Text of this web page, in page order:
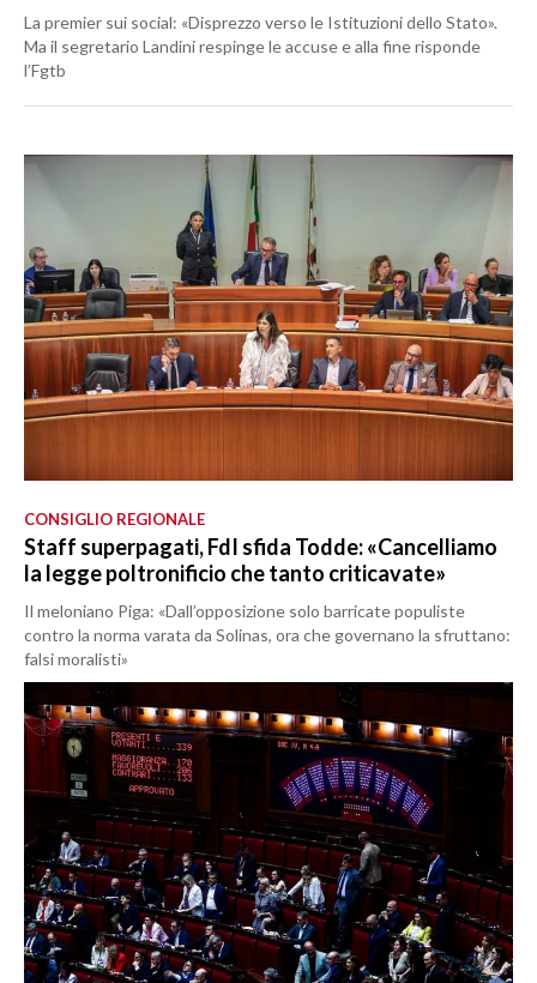
La premier sui social: «Disprezzo verso le Istituzioni dello Stato».
Ma il segretario Landini respinge le accuse e alla fine risponde
l’Fgtb
CONSIGLIO REGIONALE
Staff superpagati, FdI sfida Todde: «Cancelliamo
la legge poltronificio che tanto criticavate»
Il meloniano Piga: «Dall’opposizione solo barricate populiste
contro la norma varata da Solinas, ora che governano la sfruttano:
falsi moralisti»